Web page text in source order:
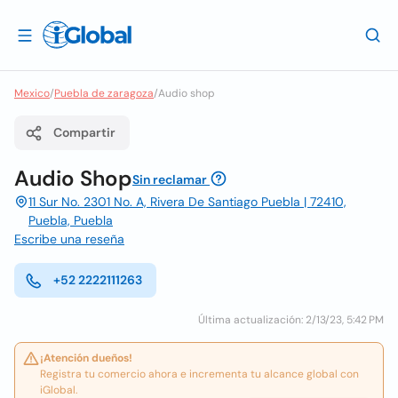
Mexico/Puebla de zaragoza/Audio shop
Compartir
Audio ShopSin reclamar
11 Sur No. 2301 No. A, Rivera De Santiago Puebla | 72410,
Puebla, Puebla
Escribe una reseña
+52 2222111263
Última actualización: 2/13/23, 5:42 PM
¡Atención dueños!
Registra tu comercio ahora e incrementa tu alcance global con
iGlobal.